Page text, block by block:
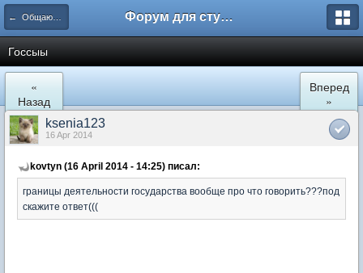
← Общаются юристы Форум для студента СГА
Госсыы
«
Назад
Вперед
»
ksenia123
16 Apr 2014
kovtyn (16 April 2014 - 14:25) писал:
границы деятельности государства вообще про что говорить???под
скажите ответ(((